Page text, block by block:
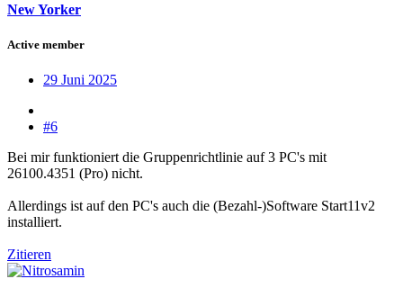
New Yorker
Active member
29 Juni 2025
#6
Bei mir funktioniert die Gruppenrichtlinie auf 3 PC's mit
26100.4351 (Pro) nicht.
Allerdings ist auf den PC's auch die (Bezahl-)Software Start11v2
installiert.
Zitieren